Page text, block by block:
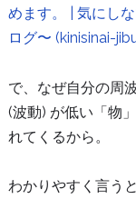
めます。 | 気にし
ログ〜 (kinisinai-
で、なぜ自分の周
(波動) が低い「物
れてくるから。
わかりやすく言うと